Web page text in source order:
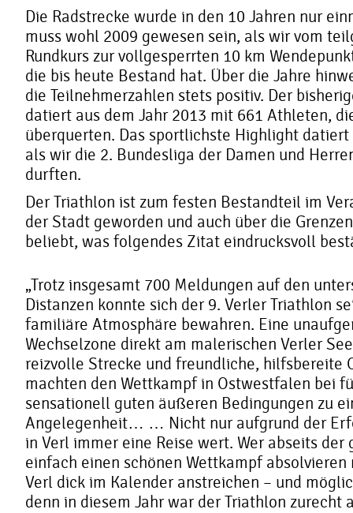
Die Radstrecke wurde in den 10 Jahren nur
muss wohl 2009 gewesen sein, als wir vom
Rundkurs zur vollgesperrten 10 km
die bis heute Bestand hat. Über die Jahre
die Teilnehmerzahlen stets positiv. Der
datiert aus dem Jahr 2013 mit 661 Athleten,
überquerten. Das sportlichste Highlight
als wir die 2. Bundesliga der Damen und
durften.
Der Triathlon ist zum festen Bestandteil im
der Stadt geworden und auch über die
beliebt, was folgendes Zitat eindrucksvoll
„Trotz insgesamt 700 Meldungen auf den
Distanzen konnte sich der 9. Verler Triathlon
familiäre Atmosphäre bewahren. Eine
Wechselzone direkt am malerischen Verler
reizvolle Strecke und freundliche, hilfsbereite
machten den Wettkampf in Ostwestfalen bei
sensationell guten äußeren Bedingungen zu
Angelegenheit… … Nicht nur aufgrund der
in Verl immer eine Reise wert. Wer abseits der
einfach einen schönen Wettkampf
Verl dick im Kalender anstreichen – und
denn in diesem Jahr war der Triathlon zurecht